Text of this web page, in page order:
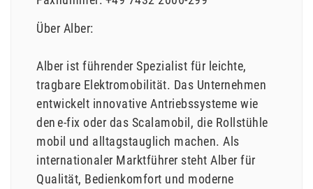
Über Alber:
Alber ist führender Spezialist für leichte,
tragbare Elektromobilität. Das Unternehmen
entwickelt innovative Antriebssysteme wie
den e-fix oder das Scalamobil, die Rollstühle
mobil und alltagstauglich machen. Als
internationaler Marktführer steht Alber für
Qualität, Bedienkomfort und moderne